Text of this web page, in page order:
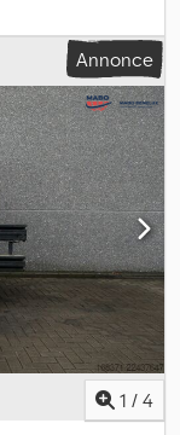
, type de mât:
un chariot à mât
fonctionnement. Il
Annonce
1 / 4